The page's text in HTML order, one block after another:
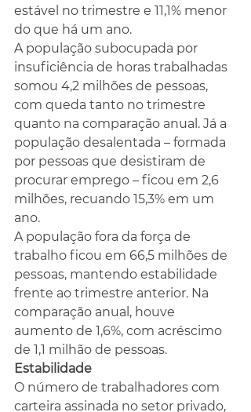
estável no trimestre e 11,1% menor
do que há um ano.
A população subocupada por
insuficiência de horas trabalhadas
somou 4,2 milhões de pessoas,
com queda tanto no trimestre
quanto na comparação anual. Já a
população desalentada – formada
por pessoas que desistiram de
procurar emprego – ficou em 2,6
milhões, recuando 15,3% em um
ano.
A população fora da força de
trabalho ficou em 66,5 milhões de
pessoas, mantendo estabilidade
frente ao trimestre anterior. Na
comparação anual, houve
aumento de 1,6%, com acréscimo
de 1,1 milhão de pessoas.
Estabilidade
O número de trabalhadores com
carteira assinada no setor privado,